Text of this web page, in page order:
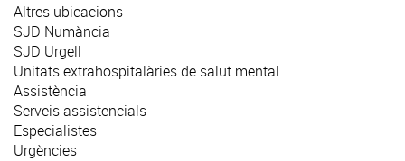
Altres ubicacions
SJD Numància
SJD Urgell
Unitats extrahospitalàries de salut mental
Assistència
Serveis assistencials
Especialistes
Urgències